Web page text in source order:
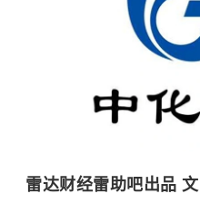
雷达财经雷助吧出品